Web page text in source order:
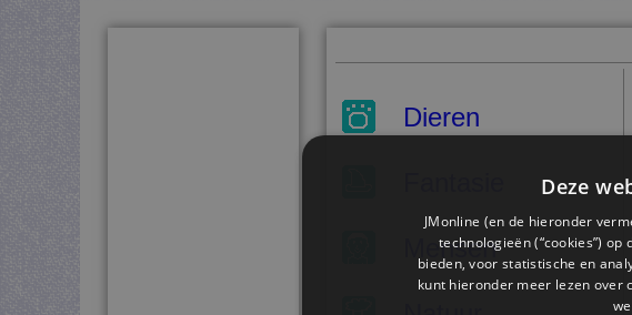
Dieren
Mensen
Deze
JMonline (en de hieronder
technologieën (“cookies”)
bieden, voor statistische en
kunt hieronder meer lezen over